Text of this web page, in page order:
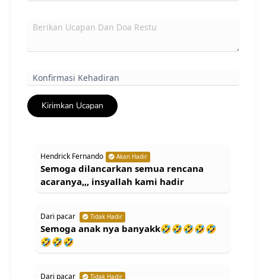
Kirimkan Ucapan
Hendrick Fernando Akan Hadir
Semoga dilancarkan semua rencana
acaranya,,, insyallah kami hadir
Dari pacar Tidak Hadir
Semoga anak nya banyakk🤣🤣🤣🤣🤣
🤣🤣🤣
Dari pacar Tidak Hadir